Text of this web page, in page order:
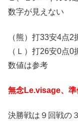
数字が見えない
（熊）打33安4点
（Ｌ）打26安0点
数値は参考
無念Le.visage、準
決勝戦は９回戦の